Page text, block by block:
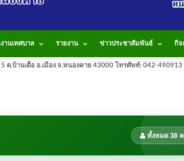
านเทศบาล รายงาน ข่าวประชาสัมพันธ์ กิจ
ต.บ้านเดื่อ อ.เมือง จ.หนองคาย 43000 โทรศัพท์: 042-490913
ทั้งหมด 38